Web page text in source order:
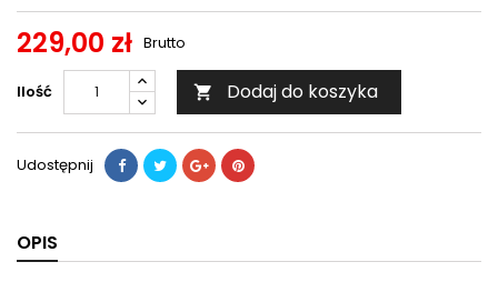
229,00 zł Brutto
Ilość  Dodaj do koszyka
Udostępnij
OPIS